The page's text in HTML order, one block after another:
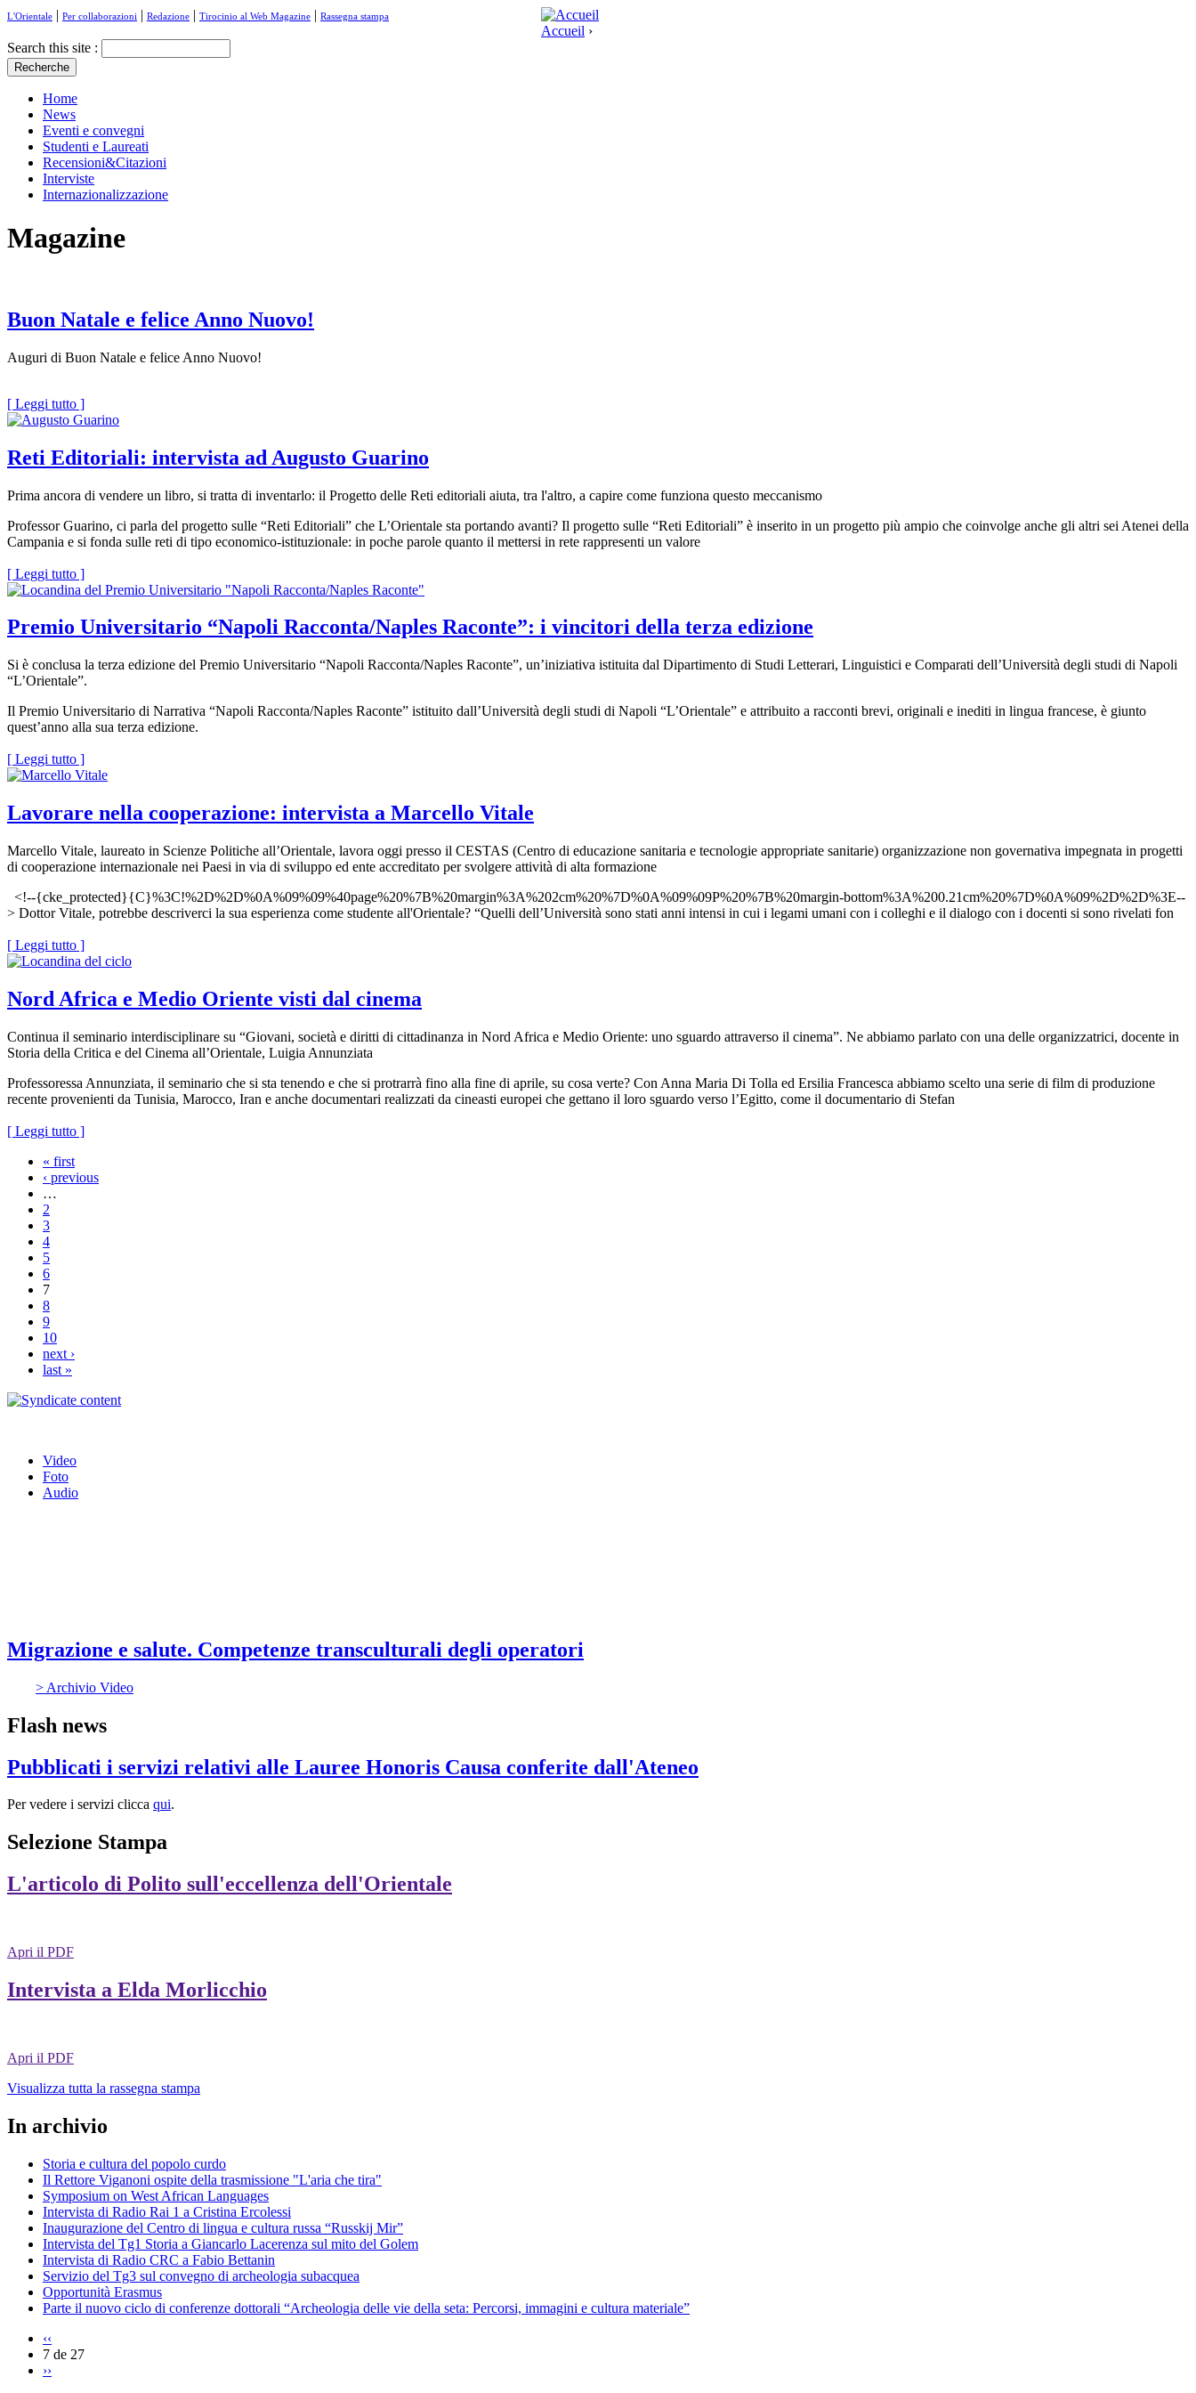
L'Orientale | Per collaborazioni | Redazione | Tirocinio al Web Magazine | Rassegna stampa
Accueil ›
Search this site :
Home
News
Eventi e convegni
Studenti e Laureati
Recensioni&Citazioni
Interviste
Internazionalizzazione
Magazine
Buon Natale e felice Anno Nuovo!
Auguri di Buon Natale e felice Anno Nuovo!
[ Leggi tutto ]
Reti Editoriali: intervista ad Augusto Guarino
Prima ancora di vendere un libro, si tratta di inventarlo: il Progetto delle Reti editoriali aiuta, tra l'altro, a capire come funziona questo meccanismo
Professor Guarino, ci parla del progetto sulle “Reti Editoriali” che L’Orientale sta portando avanti? Il progetto sulle “Reti Editoriali” è inserito in un progetto più ampio che coinvolge anche gli altri sei Atenei della
Campania e si fonda sulle reti di tipo economico-istituzionale: in poche parole quanto il mettersi in rete rappresenti un valore
[ Leggi tutto ]
Premio Universitario “Napoli Racconta/Naples Raconte”: i vincitori della terza edizione
Si è conclusa la terza edizione del Premio Universitario “Napoli Racconta/Naples Raconte”, un’iniziativa istituita dal Dipartimento di Studi Letterari, Linguistici e Comparati dell’Università degli studi di Napoli
“L’Orientale”.
Il Premio Universitario di Narrativa “Napoli Racconta/Naples Raconte” istituito dall’Università degli studi di Napoli “L’Orientale” e attribuito a racconti brevi, originali e inediti in lingua francese, è giunto
quest’anno alla sua terza edizione.
[ Leggi tutto ]
Lavorare nella cooperazione: intervista a Marcello Vitale
Marcello Vitale, laureato in Scienze Politiche all’Orientale, lavora oggi presso il CESTAS (Centro di educazione sanitaria e tecnologie appropriate sanitarie) organizzazione non governativa impegnata in progetti
di cooperazione internazionale nei Paesi in via di sviluppo ed ente accreditato per svolgere attività di alta formazione
<!--{cke_protected}{C}%3C!%2D%2D%0A%09%09%40page%20%7B%20margin%3A%202cm%20%7D%0A%09%09P%20%7B%20margin-bottom%3A%200.21cm%20%7D%0A%09%2D%2D%3E--
> Dottor Vitale, potrebbe descriverci la sua esperienza come studente all'Orientale? “Quelli dell’Università sono stati anni intensi in cui i legami umani con i colleghi e il dialogo con i docenti si sono rivelati fon
[ Leggi tutto ]
Nord Africa e Medio Oriente visti dal cinema
Continua il seminario interdisciplinare su “Giovani, società e diritti di cittadinanza in Nord Africa e Medio Oriente: uno sguardo attraverso il cinema”. Ne abbiamo parlato con una delle organizzatrici, docente in
Storia della Critica e del Cinema all’Orientale, Luigia Annunziata
Professoressa Annunziata, il seminario che si sta tenendo e che si protrarrà fino alla fine di aprile, su cosa verte? Con Anna Maria Di Tolla ed Ersilia Francesca abbiamo scelto una serie di film di produzione
recente provenienti da Tunisia, Marocco, Iran e anche documentari realizzati da cineasti europei che gettano il loro sguardo verso l’Egitto, come il documentario di Stefan
[ Leggi tutto ]
« first
‹ previous
…
2
3
4
5
6
7
8
9
10
next ›
last »
Video
Foto
Audio
Migrazione e salute. Competenze transculturali degli operatori
> Archivio Video
Flash news
Pubblicati i servizi relativi alle Lauree Honoris Causa conferite dall'Ateneo
Per vedere i servizi clicca qui.
Selezione Stampa
L'articolo di Polito sull'eccellenza dell'Orientale
Apri il PDF
Intervista a Elda Morlicchio
Apri il PDF
Visualizza tutta la rassegna stampa
In archivio
Storia e cultura del popolo curdo
Il Rettore Viganoni ospite della trasmissione "L'aria che tira"
Symposium on West African Languages
Intervista di Radio Rai 1 a Cristina Ercolessi
Inaugurazione del Centro di lingua e cultura russa “Russkij Mir”
Intervista del Tg1 Storia a Giancarlo Lacerenza sul mito del Golem
Intervista di Radio CRC a Fabio Bettanin
Servizio del Tg3 sul convegno di archeologia subacquea
Opportunità Erasmus
Parte il nuovo ciclo di conferenze dottorali “Archeologia delle vie della seta: Percorsi, immagini e cultura materiale”
‹‹
7 de 27
››